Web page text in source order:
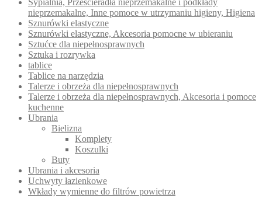
Sypialnia, Prześcieradła nieprzemakalne i podkłady
nieprzemakalne, Inne pomoce w utrzymaniu higieny, Higiena
Sznurówki elastyczne
Sznurówki elastyczne, Akcesoria pomocne w ubieraniu
Sztućce dla niepełnosprawnych
Sztuka i rozrywka
tablice
Tablice na narzędzia
Talerze i obrzeża dla niepełnosprawnych
Talerze i obrzeża dla niepełnosprawnych, Akcesoria i pomoce
kuchenne
Ubrania
Bielizna
Komplety
Koszulki
Buty
Ubrania i akcesoria
Uchwyty łazienkowe
Wkłady wymienne do filtrów powietrza